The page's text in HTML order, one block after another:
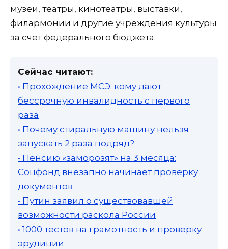
музеи, театры, кинотеатры, выставки,
филармонии и другие учреждения культуры
за счет федерального бюджета.
Сейчас читают:
• Прохождение МСЭ: кому дают
бессрочную инвалидность с первого
раза
• Почему стиральную машину нельзя
запускать 2 раза подряд?
• Пенсию «заморозят» на 3 месяца:
Соцфонд внезапно начинает проверку
документов
• Путин заявил о существовавшей
возможности раскола России
• 1000 тестов на грамотность и проверку
эрудиции